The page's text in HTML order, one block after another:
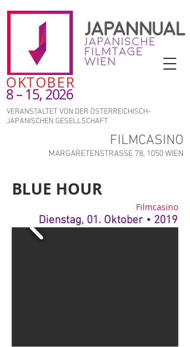
OKTOBER
8 – 15, 2026
VERANSTALTET VON DER ÖSTERREICHISCH-
JAPANISCHEN GESELLSCHAFT
FILMCASINO
MARGARETENSTRASSE 78, 1050 WIEN
BLUE HOUR
Filmcasino
Dienstag, 01. Oktober • 2019